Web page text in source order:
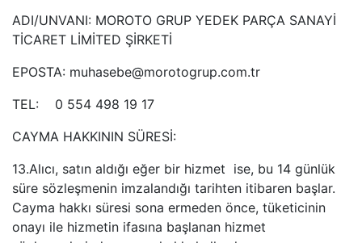
ADI/UNVANI: MOROTO GRUP YEDEK PARÇA SANAYİ
TİCARET LİMİTED ŞİRKETİ
EPOSTA: muhasebe@morotogrup.com.tr
TEL: 0 554 498 19 17
CAYMA HAKKININ SÜRESİ:
13.Alıcı, satın aldığı eğer bir hizmet ise, bu 14 günlük
süre sözleşmenin imzalandığı tarihten itibaren başlar.
Cayma hakkı süresi sona ermeden önce, tüketicinin
onayı ile hizmetin ifasına başlanan hizmet